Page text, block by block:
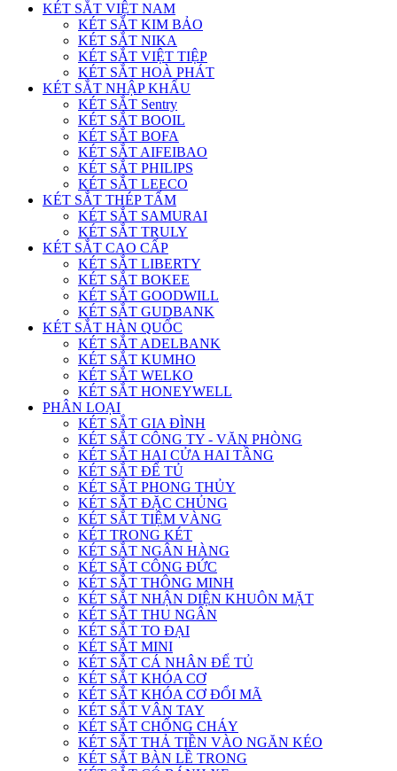
KÉT SẮT VIỆT NAM
KÉT SẮT KIM BẢO
KÉT SẮT NIKA
KÉT SẮT VIỆT TIỆP
KÉT SẮT HOÀ PHÁT
KÉT SẮT NHẬP KHẨU
KÉT SẮT Sentry
KÉT SẮT BOOIL
KÉT SẮT BOFA
KÉT SẮT AIFEIBAO
KÉT SẮT PHILIPS
KÉT SẮT LEECO
KÉT SẮT THÉP TẤM
KÉT SẮT SAMURAI
KÉT SẮT TRULY
KÉT SẮT CAO CẤP
KÉT SẮT LIBERTY
KÉT SẮT BOKEE
KÉT SẮT GOODWILL
KÉT SẮT GUDBANK
KÉT SẮT HÀN QUỐC
KÉT SẮT ADELBANK
KÉT SẮT KUMHO
KÉT SẮT WELKO
KÉT SẮT HONEYWELL
PHÂN LOẠI
KÉT SẮT GIA ĐÌNH
KÉT SẮT CÔNG TY - VĂN PHÒNG
KÉT SẮT HAI CỬA HAI TẦNG
KÉT SẮT ĐỂ TỦ
KÉT SẮT PHONG THỦY
KÉT SẮT ĐẶC CHỦNG
KÉT SẮT TIỆM VÀNG
KÉT TRONG KÉT
KÉT SẮT NGÂN HÀNG
KÉT SẮT CÔNG ĐỨC
KÉT SẮT THÔNG MINH
KÉT SẮT NHẬN DIỆN KHUÔN MẶT
KÉT SẮT THU NGÂN
KÉT SẮT TO ĐẠI
KÉT SẮT MINI
KÉT SẮT CÁ NHÂN ĐỂ TỦ
KÉT SẮT KHÓA CƠ
KÉT SẮT KHÓA CƠ ĐỔI MÃ
KÉT SẮT VÂN TAY
KÉT SẮT CHỐNG CHÁY
KÉT SẮT THẢ TIỀN VÀO NGĂN KÉO
KÉT SẮT BÀN LỀ TRONG